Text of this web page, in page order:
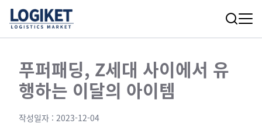
푸퍼패딩, Z세대 사이에서 유
행하는 이달의 아이템
작성일자 : 2023-12-04